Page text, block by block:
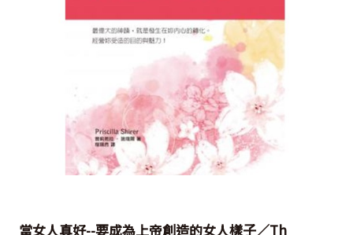
當女人真好--要成為上帝創造的女人樣子／Th